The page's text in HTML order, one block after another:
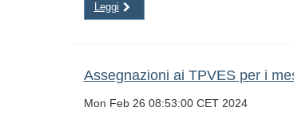
Leggi
Assegnazioni ai TPVES per i
Mon Feb 26 08:53:00 CET 2024